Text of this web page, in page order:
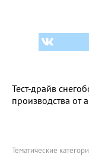
Тест-драйв
производства от
Тематические